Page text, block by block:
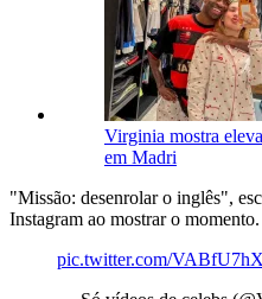
Virginia mostra
em Madri
"Missão: desenrolar o inglês",
Instagram ao mostrar o momento.
pic.twitter.com/